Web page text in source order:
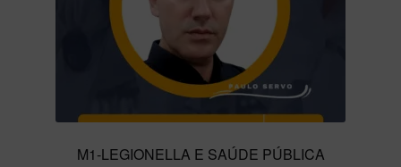
M1-LEGIONELLA E SAÚDE PÚBLICA